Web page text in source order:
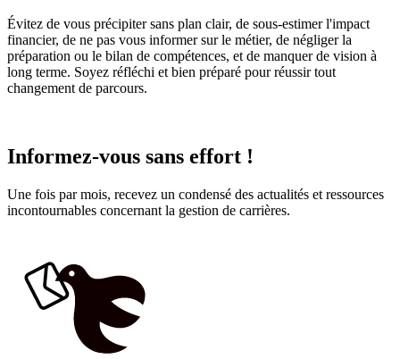
Évitez de vous précipiter sans plan clair, de sous-estimer l'impact
financier, de ne pas vous informer sur le métier, de négliger la
préparation ou le bilan de compétences, et de manquer de vision à
long terme. Soyez réfléchi et bien préparé pour réussir tout
changement de parcours.
Informez-vous sans effort !
Une fois par mois, recevez un condensé des actualités et ressources
incontournables concernant la gestion de carrières.